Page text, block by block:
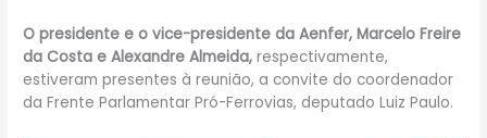
O presidente e o vice-presidente da Aenfer, Marcelo Freire
da Costa e Alexandre Almeida, respectivamente,
estiveram presentes à reunião, a convite do coordenador
da Frente Parlamentar Pró-Ferrovias, deputado Luiz Paulo.